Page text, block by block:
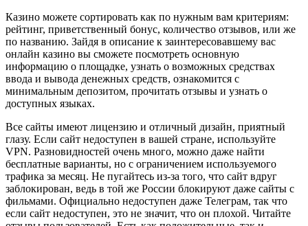
Казино можете сортировать как по нужным вам критериям:
рейтинг, приветственный бонус, количество отзывов, или же
по названию. Зайдя в описание к заинтересовавшему вас
онлайн казино вы сможете посмотреть основную
информацию о площадке, узнать о возможных средствах
ввода и вывода денежных средств, ознакомится с
минимальным депозитом, прочитать отзывы и узнать о
доступных языках.
Все сайты имеют лицензию и отличный дизайн, приятный
глазу. Если сайт недоступен в вашей стране, используйте
VPN. Разновидностей очень много, можно даже найти
бесплатные варианты, но с ограничением используемого
трафика за месяц. Не пугайтесь из-за того, что сайт вдруг
заблокирован, ведь в той же России блокируют даже сайты с
фильмами. Официально недоступен даже Телеграм, так что
если сайт недоступен, это не значит, что он плохой. Читайте